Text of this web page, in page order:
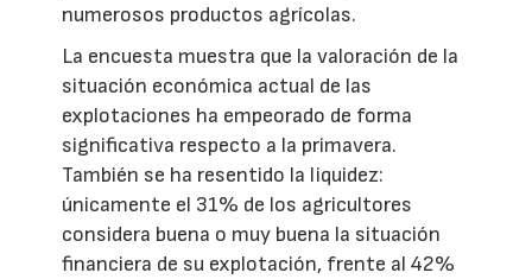
numerosos productos agrícolas.
La encuesta muestra que la valoración de la
situación económica actual de las
explotaciones ha empeorado de forma
significativa respecto a la primavera.
También se ha resentido la liquidez:
únicamente el 31% de los agricultores
considera buena o muy buena la situación
financiera de su explotación, frente al 42%